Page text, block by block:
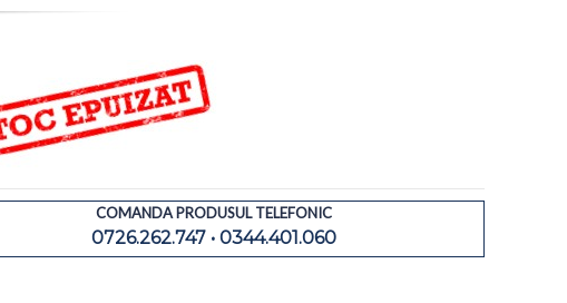
COMANDA PRODUSUL TELEFONIC
0726.262.747 • 0344.401.060